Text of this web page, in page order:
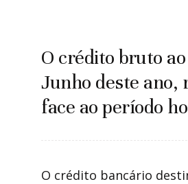
O crédito bruto
Junho deste ano,
face ao período
O crédito bancário